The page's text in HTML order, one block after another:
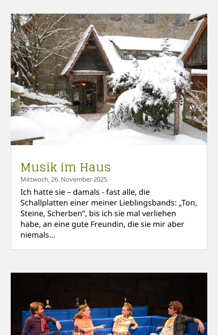
Musik im Haus
Mittwoch, 26. November 2025
Ich hatte sie – damals - fast alle, die
Schallplatten einer meiner Lieblingsbands: „Ton,
Steine, Scherben“, bis ich sie mal verliehen
habe, an eine gute Freundin, die sie mir aber
niemals...